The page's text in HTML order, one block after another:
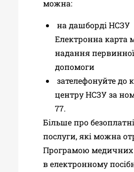
можна:
на дашборді НСЗУ
Електронна карта
надання
допомоги
зателефонуйте до
центру НСЗУ за
77.
Більше про
послуги, які можна
Програмою медичних
в електронному